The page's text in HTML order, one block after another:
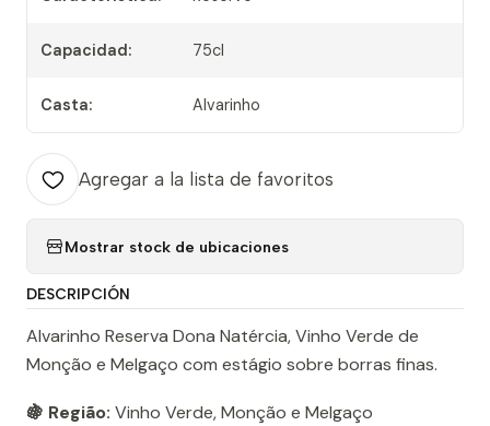
Capacidad: 75cl
Casta: Alvarinho
Agregar a la lista de favoritos
Mostrar stock de ubicaciones
DESCRIPCIÓN
Alvarinho Reserva Dona Natércia, Vinho Verde de
Monção e Melgaço com estágio sobre borras finas.
🍇 Região: Vinho Verde, Monção e Melgaço